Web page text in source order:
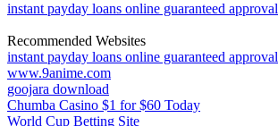
instant payday loans online guaranteed approval
Recommended Websites
instant payday loans online guaranteed approval
www.9anime.com
goojara download
Chumba Casino $1 for $60 Today
World Cup Betting Site